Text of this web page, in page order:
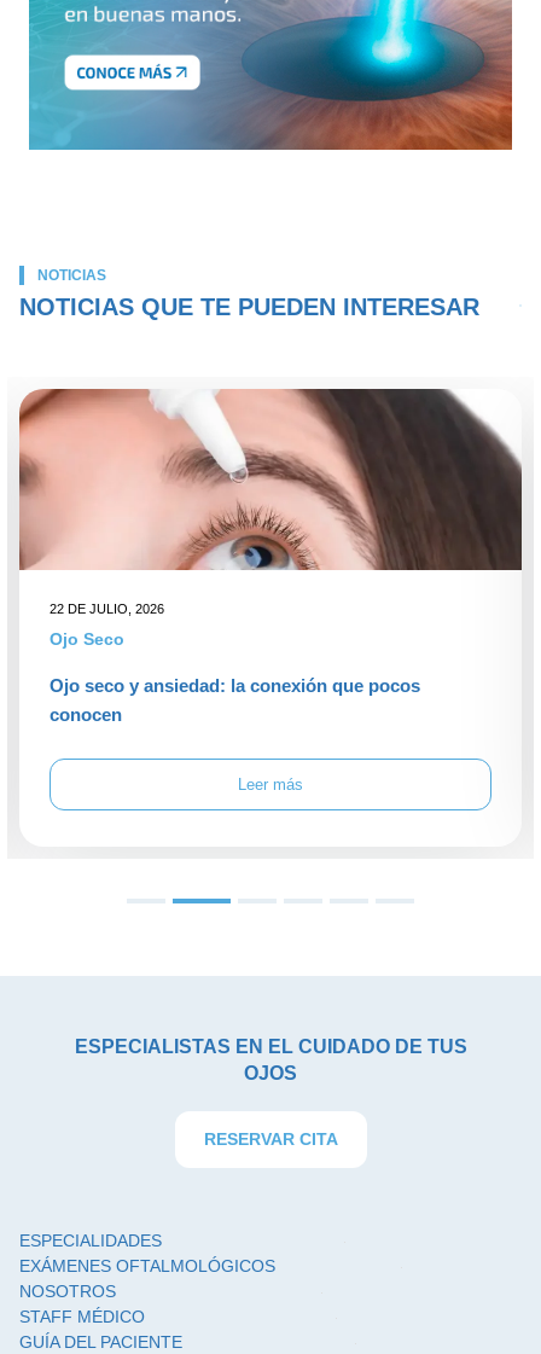
NOTICIAS
NOTICIAS QUE TE PUEDEN INTERESAR
22 DE JULIO, 2026
Ojo Seco
Ojo seco y ansiedad: la conexión que pocos
conocen
Leer más
ESPECIALISTAS EN EL CUIDADO DE TUS
OJOS
RESERVAR CITA
ESPECIALIDADES
EXÁMENES OFTALMOLÓGICOS
NOSOTROS
STAFF MÉDICO
GUÍA DEL PACIENTE